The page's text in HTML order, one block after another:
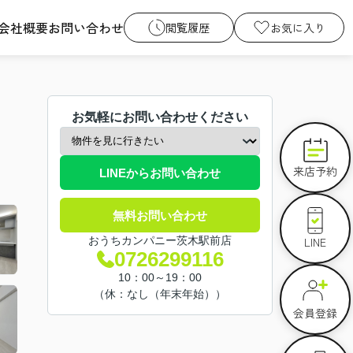
社概要お問い合わせ 閲覧履歴 お気に入り
お気軽にお問い合わせください
LINEからお問い合わせ
無料お問い合わせ
おうちカンパニー茨木駅前店
0726299116
10：00～19：00
（休：なし（年末年始））
来店予約
LINE
会員登録